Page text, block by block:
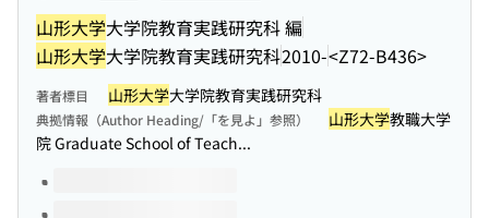
山形大学大学院教育実践研究科 編
山形大学大学院教育実践研究科2010-<Z72-B436>
著者標目 山形大学大学院教育実践研究科
典拠情報（Author Heading/「を見よ」参照） 山形大学教職大学
院 Graduate School of Teach...
このタイトルの巻号